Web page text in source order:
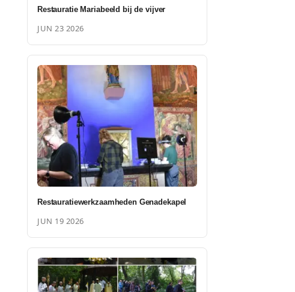
Restauratie Mariabeeld bij de vijver
JUN 23 2026
Restauratiewerkzaamheden Genadekapel
JUN 19 2026